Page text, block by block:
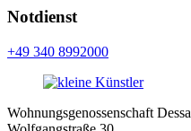
Notdienst
+49 340 8992000
Wohnungsgenossenschaft